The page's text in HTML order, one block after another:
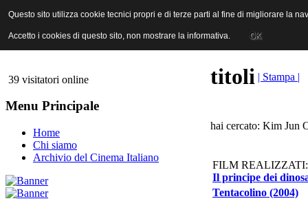
ANICA | Associazione Nazionale Industrie Cinematografiche
39 visitatori online
Menu Principale
Home
Chi siamo
Archivio del Cinema Italiano
titoli | Stampa |
hai cercato: Kim Jun
FILM REALIZZATI:
Il principe dei
Tentacolino (2004)
Questo sito utilizza cookie tecnici propri e di terze parti al fine di migliorare la
Accetto i cookies di questo sito, non mostrare la informativa. OK
Questo sito utilizza cookie tecnici propri e di terze parti al fine di migliorare la
Accetto i cookies di questo sito, non mostrare la informativa. OK